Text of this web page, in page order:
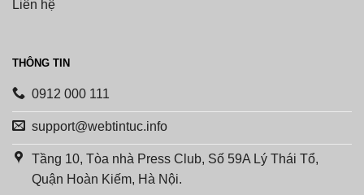
Liên hệ
THÔNG TIN
0912 000 111
support@webtintuc.info
Tầng 10, Tòa nhà Press Club, Số 59A Lý Thái Tổ,
Quận Hoàn Kiếm, Hà Nội.